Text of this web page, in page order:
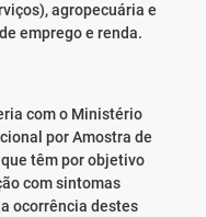
agropecuária e
emprego e renda.
com o Ministério
por Amostra de
que têm por objetivo
com sintomas
ocorrência destes